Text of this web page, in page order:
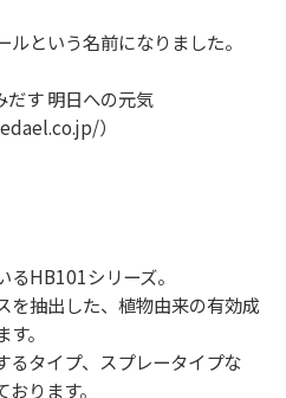
という名前になりました。
）
HB101シリーズ。
を抽出した、植物由来の有効成
。
るタイプ、スプレータイプな
ります。